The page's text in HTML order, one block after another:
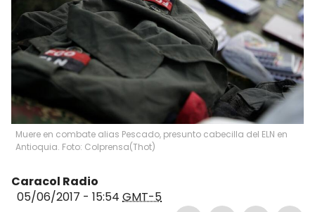
Muere en combate alias Pescado, presunto cabecilla del ELN en
Antioquia. Foto: Colprensa(Thot)
Caracol Radio
05/06/2017 - 15:54 GMT-5